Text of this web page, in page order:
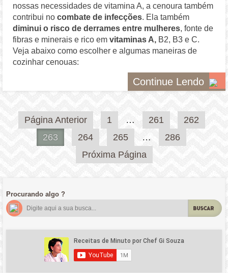
nossas necessidades de vitamina A, a cenoura também
contribui nocombate de infecções. Ela também
diminui o risco de derrames entre mulheres, fonte de
fibras e minerais e rico emvitaminas A, B2, B3 e C.
Veja abaixo como escolher e algumas maneiras de
cozinhar cenouas:
Continue Lendo
Paginação
Página Anterior 1 … 261
262
263
264 265 …
286
Próxima Página
Procurando algo ?
BUSCAR